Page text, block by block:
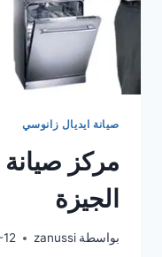
صيانة ايديال زانوسي
مركز
الجيزة
بواسطة zanussi